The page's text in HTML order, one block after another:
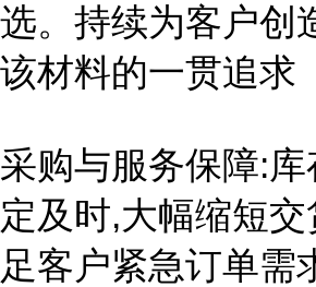
选。持续为客户创
该材料的一贯追求
采购与服务保障:
定及时,大幅缩短
足客户紧急订单需